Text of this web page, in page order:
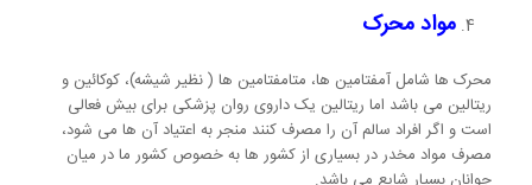
مواد محرک
محرک ها شامل آمفتامین ها، متامفتامین ها ( نظیر شیشه)، کوکائین و
ریتالین می باشد اما ریتالین یک داروی روان پزشکی برای بیش فعالی
است و اگر افراد سالم آن را مصرف کنند منجر به اعتیاد آن ها می شود،
مصرف مواد مخدر در بسیاری از کشور ها به خصوص کشور ما در میان